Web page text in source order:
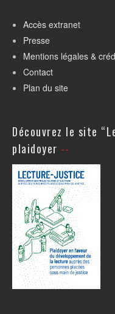
Accès extranet
Presse
Mentions légales &
Contact
Plan du site
Découvrez le site
plaidoyer